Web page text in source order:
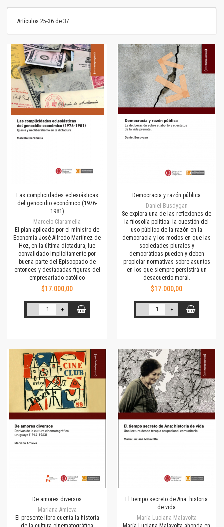
Artículos 25-36 de 37
Las complicidades eclesiásticas
del genocidio económico (1976-
1981)
Marcelo Ciaramella
El plan aplicado por el ministro de
Economía José Alfredo Martínez de
Hoz, en la última dictadura, fue
convalidado implícitamente por
buena parte del Episcopado de
entonces y destacadas figuras del
empresariado católico
$17.000,00
- +
Democracia y razón pública
Daniel Busdygan
Se explora una de las reflexiones de
la filosofía política: la cuestión del
uso público de la razón en la
democracia y los modos en que las
sociedades plurales y
democráticas pueden y deben
propiciar normativas sobre asuntos
en los que siempre persistirá un
desacuerdo moral.
$17.000,00
- +
De amores diversos
Mariana Amieva
El presente libro cuenta la historia
de la cultura cinematográfica
El tiempo secreto de Ana: historia
de vida
María Luciana Malavolta
María Luciana Malavolta ahonda en